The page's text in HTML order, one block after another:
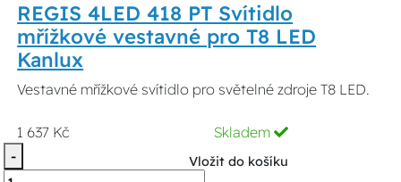
REGIS 4LED 418 PT Svítidlo
mřížkové vestavné pro T8 LED
Kanlux
Vestavné mřížkové svítidlo pro světelné zdroje T8 LED.
1 637 Kč
Skladem
-
Vložit do košíku